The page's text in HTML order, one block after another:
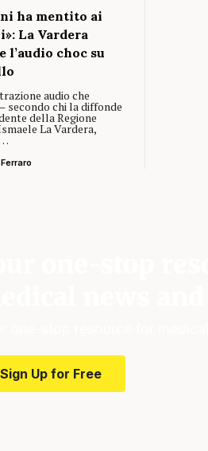
ha mentito ai
La Vardera
l’audio choc su
audio che
secondo chi la diffonde
della Regione
La Vardera,
Sign Up for Free